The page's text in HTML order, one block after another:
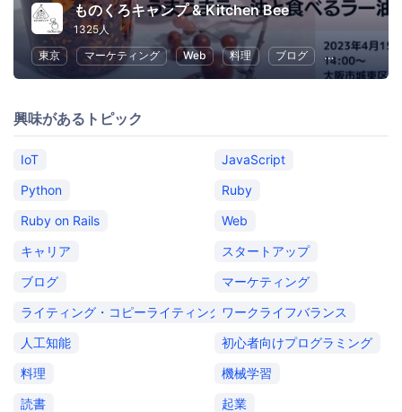
ものくろキャンプ & Kitchen Bee
1325人
東京
マーケティング Web 料理 ブログ SEO（検索エ
興味があるトピック
IoT
JavaScript
Python
Ruby
Ruby on Rails
Web
キャリア
スタートアップ
ブログ
マーケティング
ライティング・コピーライティング ワークライフバランス
人工知能
初心者向けプログラミング
料理
機械学習
読書
起業